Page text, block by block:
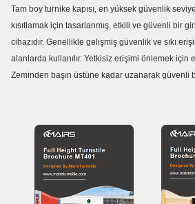
Tam boy turnike kapısı, en yüksek güvenlik
kısıtlamak için tasarlanmış, etkili ve güvenli bir
cihazıdır. Genellikle gelişmiş güvenlik ve sıkı
alanlarda kullanılır. Yetkisiz erişimi önlemek için
Zeminden başın üstüne kadar uzanarak güvenli